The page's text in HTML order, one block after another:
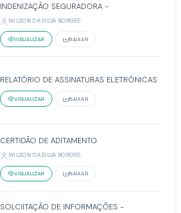
INDENIZAÇÃO SEGURADORA -
WILSON DA SILVA BORGES
VISUALIZAR BAIXAR
RELATÓRIO DE ASSINATURAS ELETRÔNICAS
VISUALIZAR BAIXAR
CERTIDÃO DE ADITAMENTO
WILSON DA SILVA BORGES
VISUALIZAR BAIXAR
SOLCIITAÇÃO DE INFORMAÇÕES -